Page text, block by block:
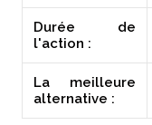
Durée de
l'action :
La meilleure
alternative :